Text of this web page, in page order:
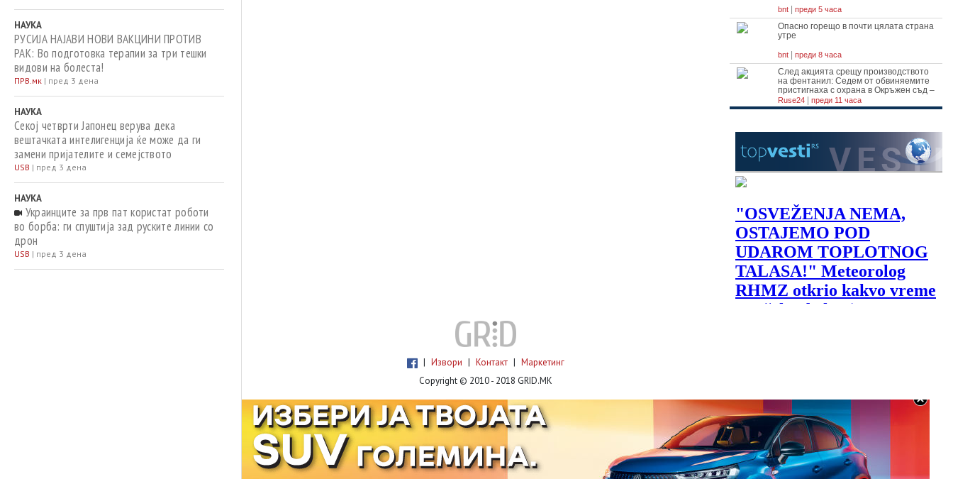
НАУКА
РУСИЈА НАЈАВИ НОВИ ВАКЦИНИ ПРОТИВ
РАК: Во подготовка терапии за три тешки
видови на болеста!
ПРВ.мк | пред 3 дена
НАУКА
Секој четврти Јапонец верува дека
вештачката интелигенција ќе може да ги
замени пријателите и семејството
USB | пред 3 дена
НАУКА
Украинците за прв пат користат роботи
во борба: ги спуштија зад руските линии со
дрон
USB | пред 3 дена
| Извори | Контакт | Маркетинг
Copyright © 2010 - 2018 GRID.MK